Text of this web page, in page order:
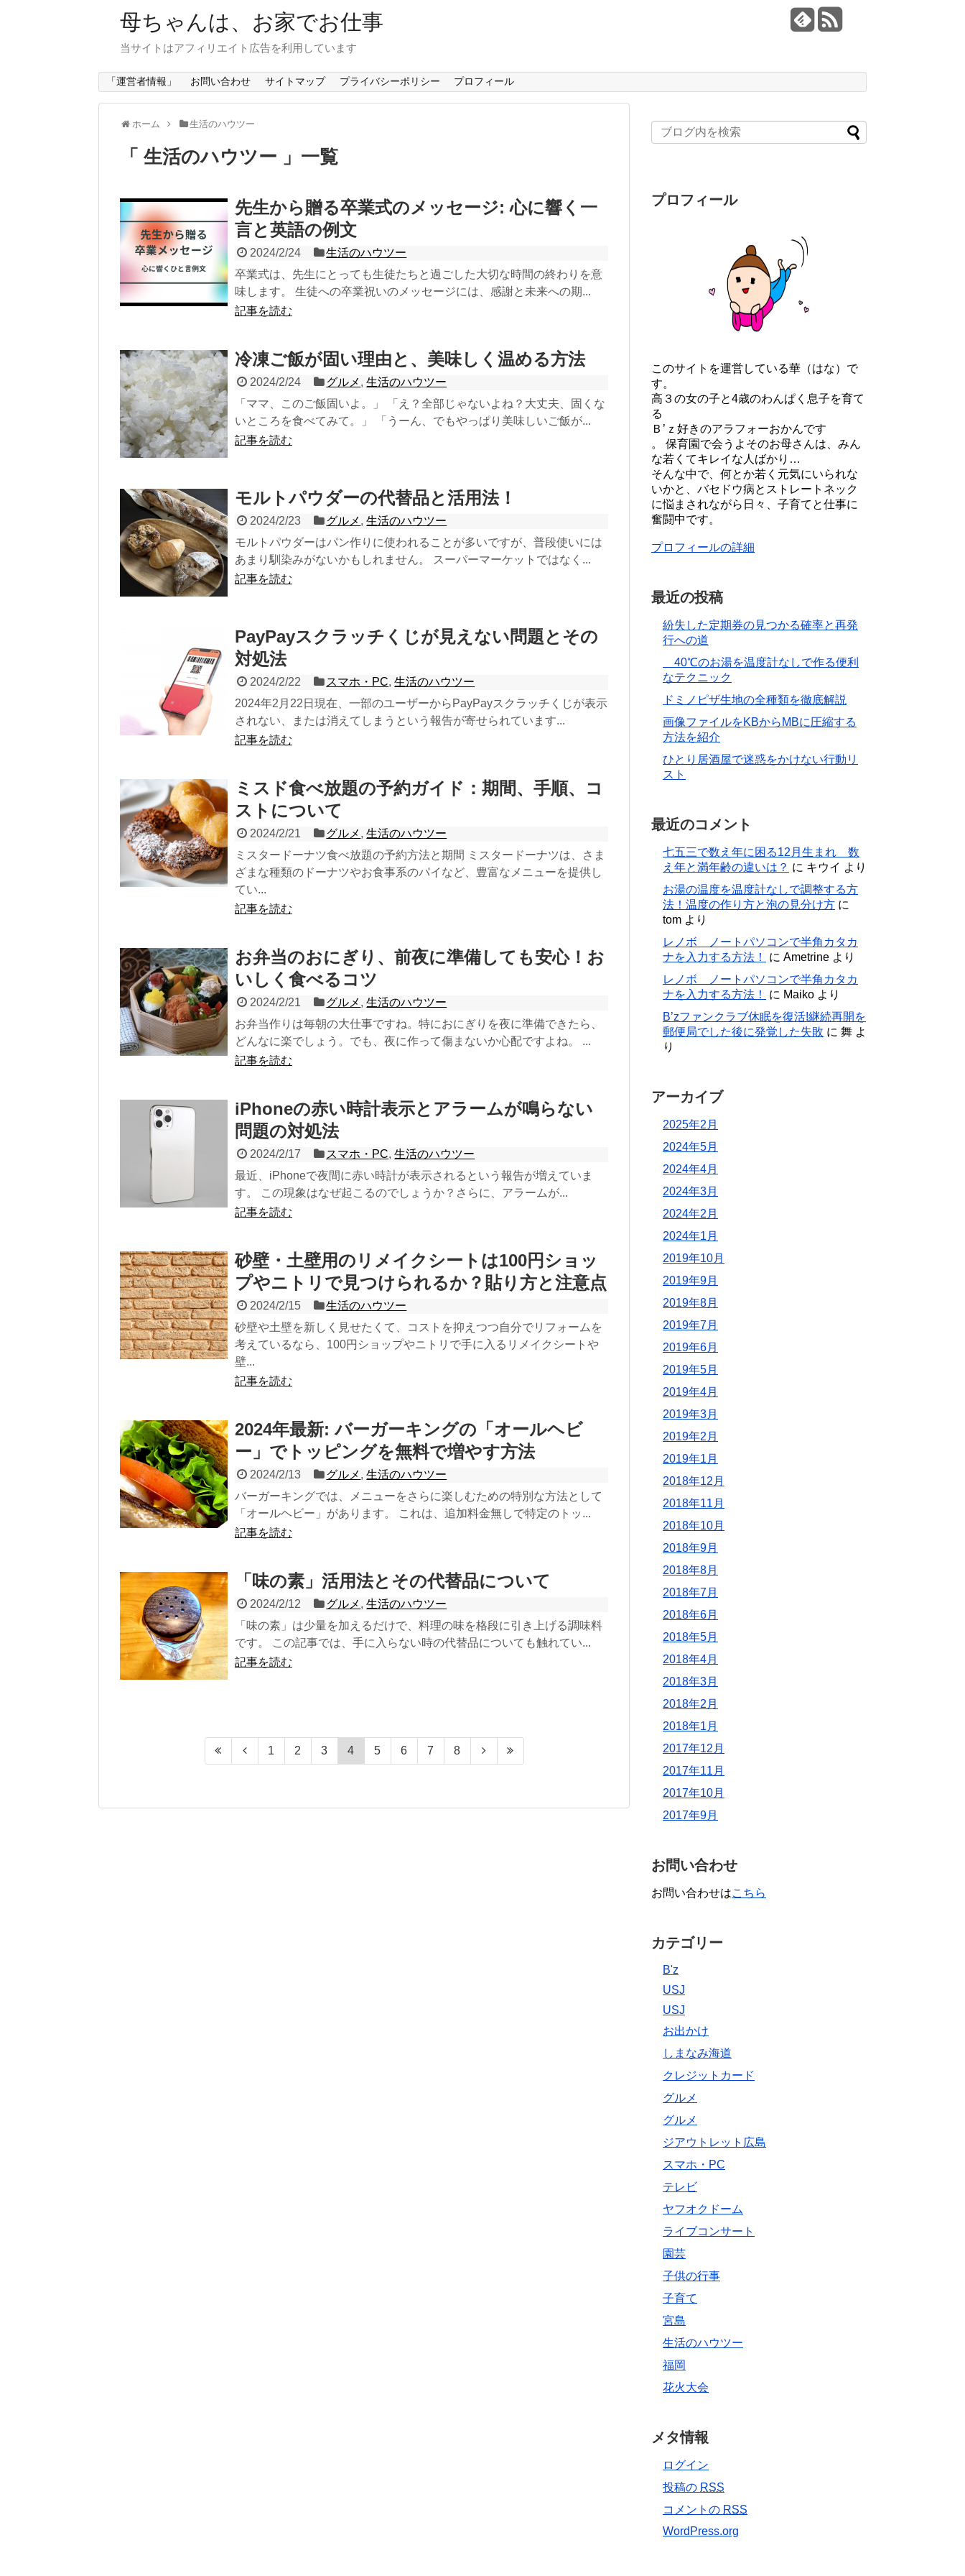
母ちゃんは、お家でお仕事
当サイトはアフィリエイト広告を利用しています
「運営者情報」 お問い合わせ サイトマップ プライバシーポリシー プロフィール
ホーム 生活のハウツー
「 生活のハウツー 」一覧
先生から贈る卒業式のメッセージ: 心に響く一
言と英語の例文
2024/2/24
生活のハウツー
卒業式は、先生にとっても生徒たちと過ごした大切な時間の終わりを意
味します。 生徒への卒業祝いのメッセージには、感謝と未来への期...
記事を読む
冷凍ご飯が固い理由と、美味しく温める方法
2024/2/24 グルメ ,生活のハウツー
「ママ、このご飯固いよ。」 「え？全部じゃないよね？大丈夫、固くな
いところを食べてみて。」 「うーん、でもやっぱり美味しいご飯が...
記事を読む
モルトパウダーの代替品と活用法！
2024/2/23 グルメ ,生活のハウツー
モルトパウダーはパン作りに使われることが多いですが、普段使いには
あまり馴染みがないかもしれません。 スーパーマーケットではなく...
記事を読む
PayPayスクラッチくじが見えない問題とその
対処法
2024/2/22 スマホ・PC,生活のハウツー
2024年2月22日現在、一部のユーザーからPayPayスクラッチくじが表示
されない、または消えてしまうという報告が寄せられています...
記事を読む
ミスド食べ放題の予約ガイド：期間、手順、コ
ストについて
2024/2/21 グルメ ,生活のハウツー
ミスタードーナツ食べ放題の予約方法と期間 ミスタードーナツは、さま
ざまな種類のドーナツやお食事系のパイなど、豊富なメニューを提供し
てい...
記事を読む
お弁当のおにぎり、前夜に準備しても安心！お
いしく食べるコツ
2024/2/21 グルメ ,生活のハウツー
お弁当作りは毎朝の大仕事ですね。特におにぎりを夜に準備できたら、
どんなに楽でしょう。でも、夜に作って傷まないか心配ですよね。 ...
記事を読む
iPhoneの赤い時計表示とアラームが鳴らない
問題の対処法
2024/2/17 スマホ・PC,生活のハウツー
最近、iPhoneで夜間に赤い時計が表示されるという報告が増えていま
す。 この現象はなぜ起こるのでしょうか？さらに、アラームが...
記事を読む
砂壁・土壁用のリメイクシートは100円ショッ
プやニトリで見つけられるか？貼り方と注意点
2024/2/15
生活のハウツー
砂壁や土壁を新しく見せたくて、コストを抑えつつ自分でリフォームを
考えているなら、100円ショップやニトリで手に入るリメイクシートや
壁...
記事を読む
2024年最新: バーガーキングの「オールヘビ
ー」でトッピングを無料で増やす方法
2024/2/13 グルメ ,生活のハウツー
バーガーキングでは、メニューをさらに楽しむための特別な方法として
「オールヘビー」があります。 これは、追加料金無しで特定のトッ...
記事を読む
「味の素」活用法とその代替品について
2024/2/12 グルメ ,生活のハウツー
「味の素」は少量を加えるだけで、料理の味を格段に引き上げる調味料
です。 この記事では、手に入らない時の代替品についても触れてい...
記事を読む
1 2 3 4 5 6 7 8
プロフィール
このサイトを運営している華（はな）で
す。
高３の女の子と4歳のわんぱく息子を育て
る
Ｂ’ｚ好きのアラフォーおかんです
。 保育園で会うよそのお母さんは、みん
な若くてキレイな人ばかり…
そんな中で、何とか若く元気にいられな
いかと、バセドウ病とストレートネック
に悩まされながら日々、子育てと仕事に
奮闘中です。
プロフィールの詳細
最近の投稿
紛失した定期券の見つかる確率と再発
行への道
40℃のお湯を温度計なしで作る便利
なテクニック
ドミノピザ生地の全種類を徹底解説
画像ファイルをKBからMBに圧縮する
方法を紹介
ひとり居酒屋で迷惑をかけない行動リ
スト
最近のコメント
七五三で数え年に困る12月生まれ 数
え年と満年齢の違いは？ に キウイ より
お湯の温度を温度計なしで調整する方
法！温度の作り方と泡の見分け方 に
tom より
レノボ ノートパソコンで半角カタカ
ナを入力する方法！
に Ametrine より
レノボ ノートパソコンで半角カタカ
ナを入力する方法！
に Maiko より
B’zファンクラブ休眠を復活!継続再開を
郵便局でした後に発覚した失敗 に 舞 よ
り
アーカイブ
2025年2月
2024年5月
2024年4月
2024年3月
2024年2月
2024年1月
2019年10月
2019年9月
2019年8月
2019年7月
2019年6月
2019年5月
2019年4月
2019年3月
2019年2月
2019年1月
2018年12月
2018年11月
2018年10月
2018年9月
2018年8月
2018年7月
2018年6月
2018年5月
2018年4月
2018年3月
2018年2月
2018年1月
2017年12月
2017年11月
2017年10月
2017年9月
お問い合わせ
お問い合わせはこちら
カテゴリー
B'z
USJ
USJ
お出かけ
しまなみ海道
クレジットカード
グルメ
グルメ
ジアウトレット広島
スマホ・PC
テレビ
ヤフオクドーム
ライブコンサート
園芸
子供の行事
子育て
宮島
生活のハウツー
福岡
花火大会
メタ情報
ログイン
投稿の RSS
コメントの RSS
WordPress.org